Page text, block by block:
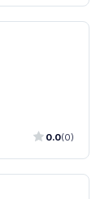
0.0(0)